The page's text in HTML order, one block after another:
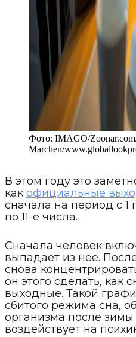
Фото: IMAGO/
Marchen/
В этом году это
как официальные
сначала на период с 1
по 11-е числа.
Сначала человек
выпадает из нее.
снова
он этого сделать, как
выходные. Такой
сбитого режима сна,
организма после зимы
воздействует на